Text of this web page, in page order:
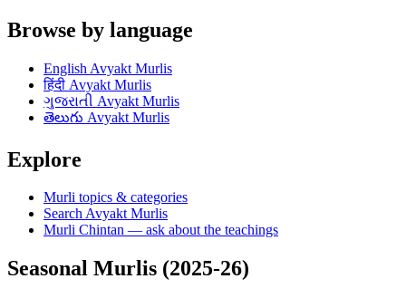
Browse by language
English Avyakt Murlis
हिंदी Avyakt Murlis
ગુજરાતી Avyakt Murlis
తెలుగు Avyakt Murlis
Explore
Murli topics & categories
Search Avyakt Murlis
Murli Chintan — ask about the teachings
Seasonal Murlis (2025-26)